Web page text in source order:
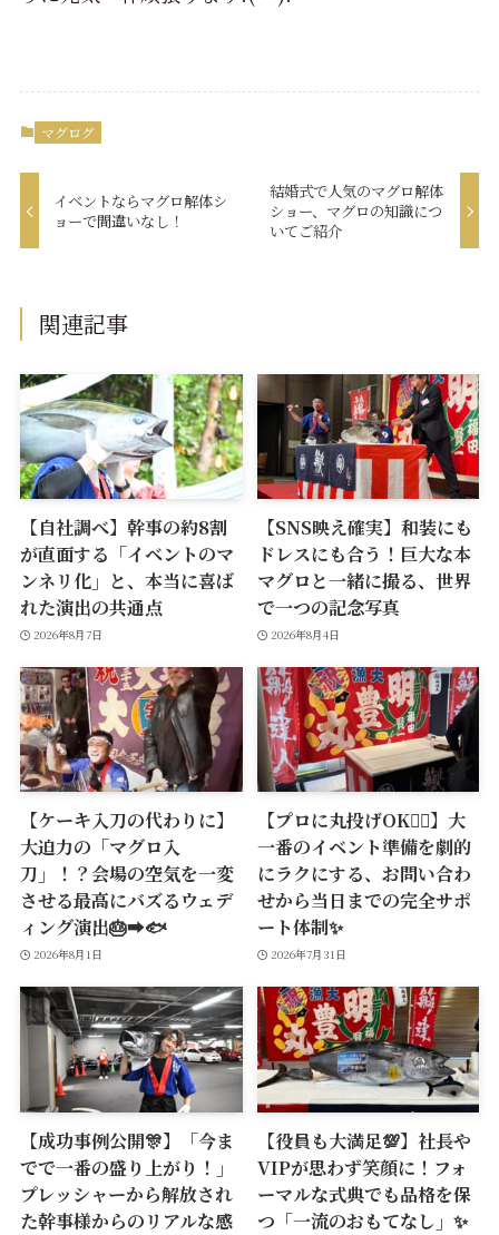
マグログ
イベントならマグロ解体シ
ョーで間違いなし！
結婚式で人気のマグロ解体
ショー、マグロの知識につ
いてご紹介
関連記事
【自社調べ】幹事の約8割
が直面する「イベントのマ
ンネリ化」と、本当に喜ば
れた演出の共通点
2026年8月7日
【SNS映え確実】和装にも
ドレスにも合う！巨大な本
マグロと一緒に撮る、世界
で一つの記念写真
2026年8月4日
【ケーキ入刀の代わりに】
大迫力の「マグロ入
刀」！？会場の空気を一変
させる最高にバズるウェデ
ィング演出🎂➡️🐟
2026年8月1日
【プロに丸投げOK🙆‍♂️】大
一番のイベント準備を劇的
にラクにする、お問い合わ
せから当日までの完全サポ
ート体制✨
2026年7月31日
【成功事例公開🎊】「今ま
でで一番の盛り上がり！」
プレッシャーから解放され
た幹事様からのリアルな感
【役員も大満足💯】社長や
VIPが思わず笑顔に！フォ
ーマルな式典でも品格を保
つ「一流のおもてなし」✨